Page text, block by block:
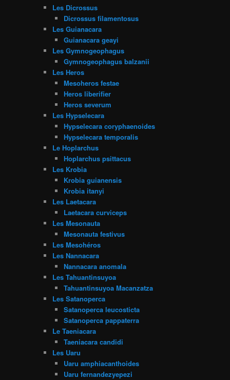
Les Dicrossus
Dicrossus filamentosus
Les Guianacara
Guianacara geayi
Les Gymnogeophagus
Gymnogeophagus balzanii
Les Heros
Mesoheros festae
Heros liberifier
Heros severum
Les Hypselecara
Hypselecara coryphaenoides
Hypselecara temporalis
Le Hoplarchus
Hoplarchus psittacus
Les Krobia
Krobia guianensis
Krobia itanyi
Les Laetacara
Laetacara curviceps
Les Mesonauta
Mesonauta festivus
Les Mesohéros
Les Nannacara
Nannacara anomala
Les Tahuantinsuyoa
Tahuantinsuyoa Macanzatza
Les Satanoperca
Satanoperca leucosticta
Satanoperca pappaterra
Le Taeniacara
Taeniacara candidi
Les Uaru
Uaru amphiacanthoides
Uaru fernandezyepezi